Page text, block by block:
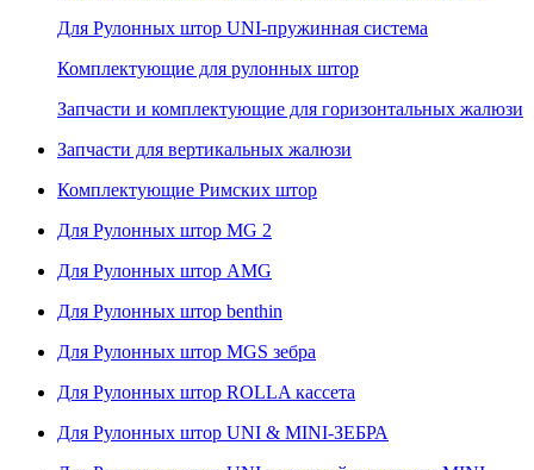
Для Рулонных штор UNI-пружинная система
Комплектующие для рулонных штор
Запчасти и комплектующие для горизонтальных жалюзи
Запчасти для вертикальных жалюзи
Комплектующие Римских штор
Для Рулонных штор MG 2
Для Рулонных штор AMG
Для Рулонных штор benthin
Для Рулонных штор MGS зебра
Для Рулонных штор ROLLA кассета
Для Рулонных штор UNI & MINI-ЗЕБРА